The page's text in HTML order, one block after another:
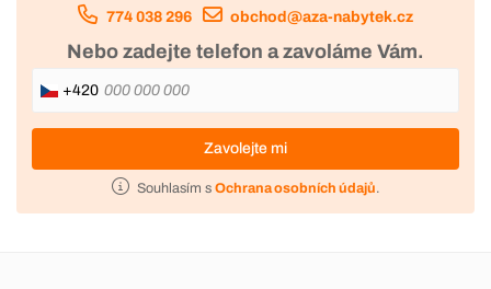
774 038 296 obchod@aza-nabytek.cz
Nebo zadejte telefon a zavoláme Vám.
+420
Zavolejte mi
Souhlasím s Ochrana osobních údajů.